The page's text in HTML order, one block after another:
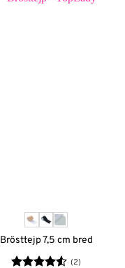
Brösttejp 7,5 cm bred
(2)